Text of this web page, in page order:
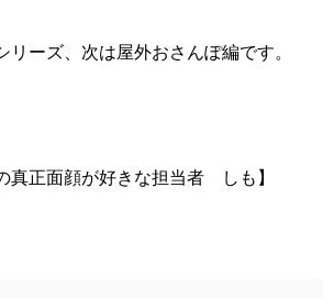
リーズ、次は屋外おさんぽ編です。
真正面顔が好きな担当者 しも】